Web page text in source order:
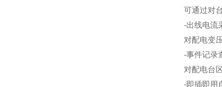
可通过对
-出线电流
对配电变
-事件记录
对配电台
-即插即用